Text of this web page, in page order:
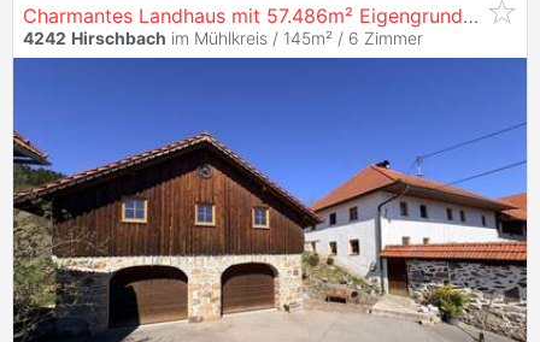
Charmantes Landhaus mit 57.486m² Eigengrund in traumhafter Lage
4242 Hirschbach im Mühlkreis / 145m² / 6 Zimmer